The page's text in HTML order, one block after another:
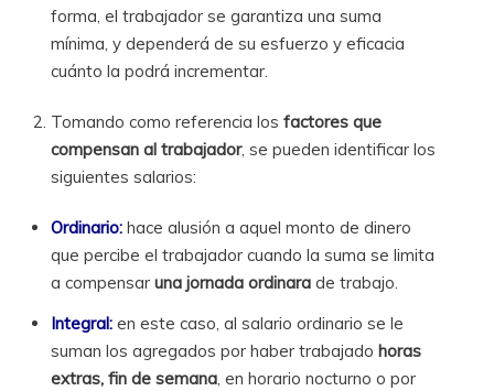
forma, el trabajador se garantiza una suma
mínima, y dependerá de su esfuerzo y eficacia
cuánto la podrá incrementar.
Tomando como referencia losfactores que
compensan al trabajador, se pueden identificar los
siguientes salarios:
Ordinario: hace alusión a aquel monto de dinero
que percibe el trabajador cuando la suma se limita
a compensaruna jornada ordinara de trabajo.
Integral: en este caso, al salario ordinario se le
suman los agregados por haber trabajado horas
extras, fin de semana, en horario nocturno o por